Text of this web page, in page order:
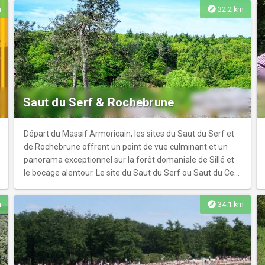
accessible toute l'année.
explore 32.2 km
Saut du Serf & Rochebrune
Départ du Massif Armoricain, les sites du Saut du Serf et
de Rochebrune offrent un point de vue culminant et un
panorama exceptionnel sur la forêt domaniale de Sillé et
le bocage alentour. Le site du Saut du Serf ou Saut du Cerf
seigneur, invoqua Notre-Dame et franchit d'un bond
prodigieux les deux versants, échappant ainsi à une mort
certaine". Il pourrait s'agir aussi d'un cerf et non d'un serf.
Le nom de Rochebrune provient de la barre rocheuse qui
explore 34.1 km